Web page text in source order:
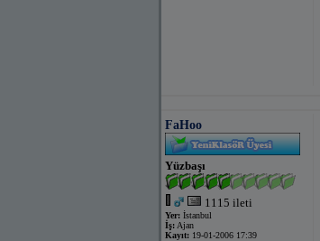
FaHoo
Yüzbaşı
1115 ileti
Yer: İstanbul
İş: Ajan
Kayıt: 19-01-2006 17:39